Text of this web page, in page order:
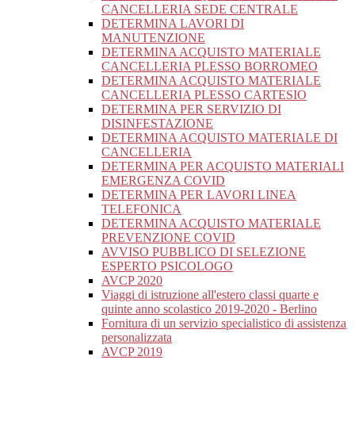
CANCELLERIA SEDE CENTRALE
DETERMINA LAVORI DI
MANUTENZIONE
DETERMINA ACQUISTO MATERIALE
CANCELLERIA PLESSO BORROMEO
DETERMINA ACQUISTO MATERIALE
CANCELLERIA PLESSO CARTESIO
DETERMINA PER SERVIZIO DI
DISINFESTAZIONE
DETERMINA ACQUISTO MATERIALE DI
CANCELLERIA
DETERMINA PER ACQUISTO MATERIALI
EMERGENZA COVID
DETERMINA PER LAVORI LINEA
TELEFONICA
DETERMINA ACQUISTO MATERIALE
PREVENZIONE COVID
AVVISO PUBBLICO DI SELEZIONE
ESPERTO PSICOLOGO
AVCP 2020
Viaggi di istruzione all'estero classi quarte e
quinte anno scolastico 2019-2020 - Berlino
Fornitura di un servizio specialistico di assistenza
personalizzata
AVCP 2019